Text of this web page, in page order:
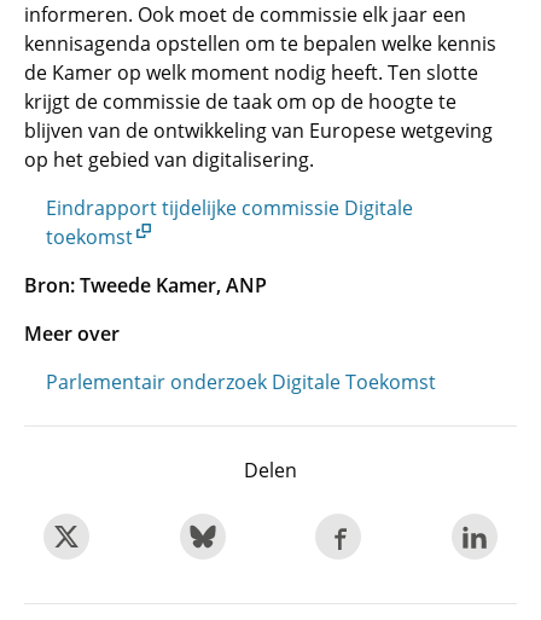
informeren. Ook moet de commissie elk jaar een
kennisagenda opstellen om te bepalen welke kennis
de Kamer op welk moment nodig heeft. Ten slotte
krijgt de commissie de taak om op de hoogte te
blijven van de ontwikkeling van Europese wetgeving
op het gebied van digitalisering.
Eindrapport tijdelijke commissie Digitale
toekomst
Bron: Tweede Kamer, ANP
Meer over
Parlementair onderzoek Digitale Toekomst
Delen